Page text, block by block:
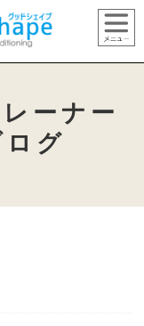
ーナー
ログ